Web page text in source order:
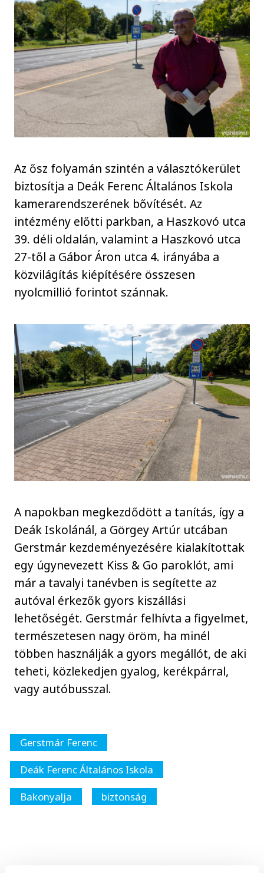
Az ősz folyamán szintén a választókerület
biztosítja a Deák Ferenc Általános Iskola
kamerarendszerének bővítését. Az
intézmény előtti parkban, a Haszkovó utca
39. déli oldalán, valamint a Haszkovó utca
27-től a Gábor Áron utca 4. irányába a
közvilágítás kiépítésére összesen
nyolcmillió forintot szánnak.
A napokban megkezdődött a tanítás, így a
Deák Iskolánál, a Görgey Artúr utcában
Gerstmár kezdeményezésére kialakítottak
egy úgynevezett Kiss & Go paroklót, ami
már a tavalyi tanévben is segítette az
autóval érkezők gyors kiszállási
lehetőségét. Gerstmár felhívta a figyelmet,
természetesen nagy öröm, ha minél
többen használják a gyors megállót, de aki
teheti, közlekedjen gyalog, kerékpárral,
vagy autóbusszal.
Gerstmár Ferenc
Deák Ferenc Általános Iskola
Bakonyalja
biztonság